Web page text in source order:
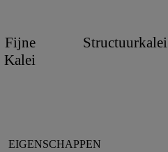
Fijne
Kalei
Structuurkalei
EIGENSCHAPPEN